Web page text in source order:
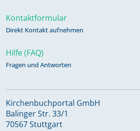
Kommunikanten 1912 - 1946
Keine verfügbaren Digitalisate
Kommunikanten 1947 - 1957
Kommunikanten 1958 - 1969
Keine verfügbaren Digitalisate
Kontaktformular
Direkt Kontakt aufnehmen
Hilfe (FAQ)
Fragen und Antworten
Kirchenbuchportal GmbH
Balinger Str. 33/1
70567 Stuttgart